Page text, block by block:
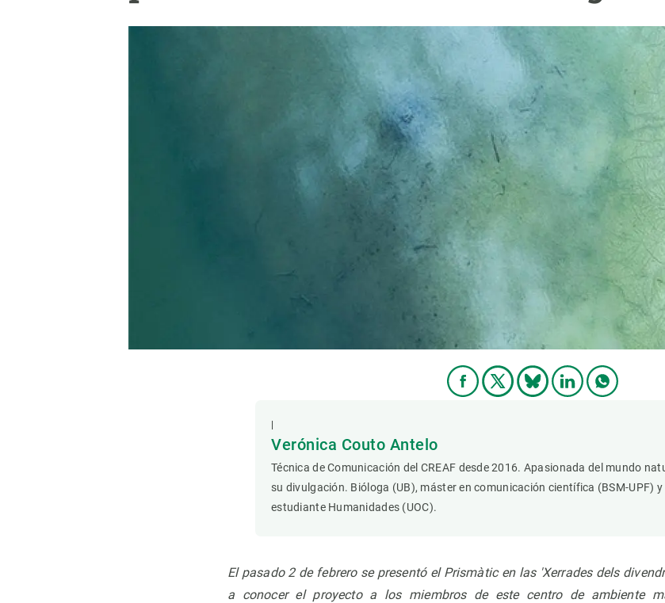
Verónica Couto Antelo
Técnica de Comunicación del CREAF desde 2016. Apasionada del mundo
su divulgación. Bióloga (UB), máster en comunicación científica (BSM-UPF) y
estudiante Humanidades (UOC).
El pasado 2 de febrero se presentó el Prismàtic en las 'Xerrades dels
a conocer el proyecto a los miembros de este centro de ambiente
Marca y logotipos
Temas transversales
Synthesis Actions
Servicios técnicos